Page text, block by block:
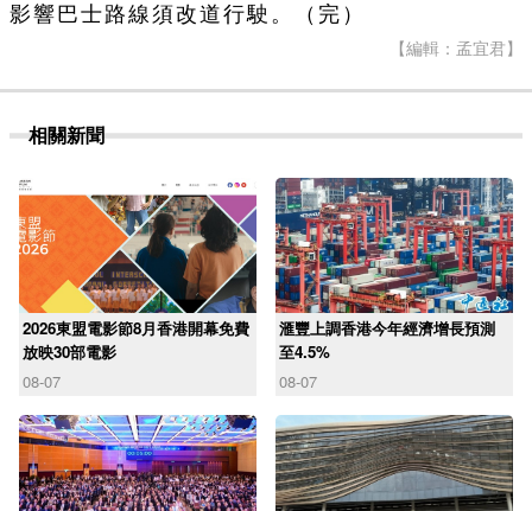
影響巴士路線須改道行駛。（完）
【編輯：孟宜君】
相關新聞
2026東盟電影節8月香港開幕免費
放映30部電影
08-07
滙豐上調香港今年經濟增長預測
至4.5%
08-07